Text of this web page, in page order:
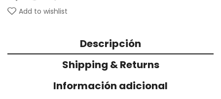
Add to wishlist
Descripción
Shipping & Returns
Información adicional